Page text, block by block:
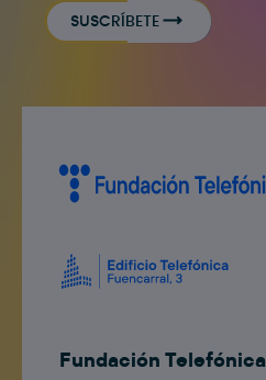
SUSCRÍBETE
Fundación Telefónica